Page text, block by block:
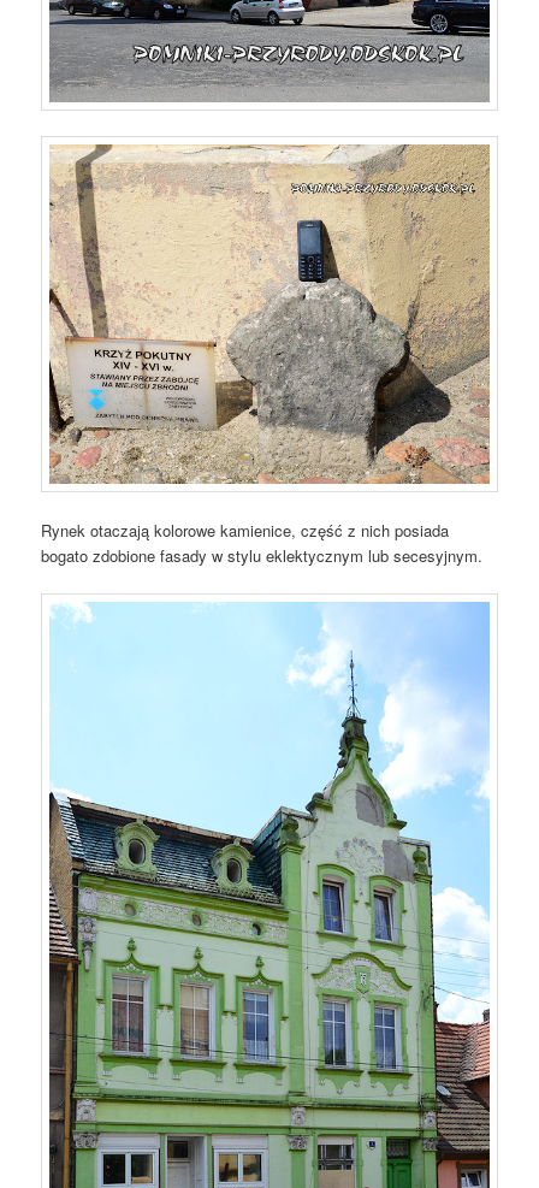
Rynek otaczają kolorowe kamienice, część z nich posiada
bogato zdobione fasady w stylu eklektycznym lub secesyjnym.